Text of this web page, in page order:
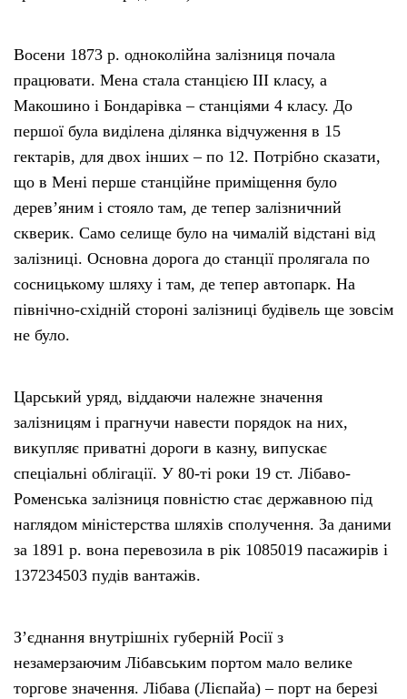
Восени 1873 р. одноколійна залізниця почала
працювати. Мена стала станцією ІІІ класу, а
Макошино і Бондарівка – станціями 4 класу. До
першої була виділена ділянка відчуження в 15
гектарів, для двох інших – по 12. Потрібно сказати,
що в Мені перше станційне приміщення було
дерев’яним і стояло там, де тепер залізничний
скверик. Само селище було на чималій відстані від
залізниці. Основна дорога до станції пролягала по
сосницькому шляху і там, де тепер автопарк. На
північно-східній стороні залізниці будівель ще зовсім
не було.
Царський уряд, віддаючи належне значення
залізницям і прагнучи навести порядок на них,
викупляє приватні дороги в казну, випускає
спеціальні облігації. У 80-ті роки 19 ст. Лібаво-
Роменська залізниця повністю стає державною під
наглядом міністерства шляхів сполучення. За даними
за 1891 р. вона перевозила в рік 1085019 пасажирів і
137234503 пудів вантажів.
З’єднання внутрішніх губерній Росії з
незамерзаючим Лібавським портом мало велике
торгове значення. Лібава (Лієпайа) – порт на березі